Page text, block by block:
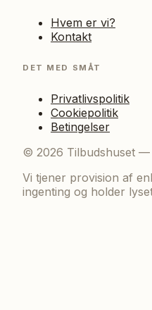
Hvem er vi?
Kontakt
DET MED SMÅT
Privatlivspolitik
Cookiepolitik
Betingelser
© 2026 Tilbudshuset —
Vi tjener provision af
ingenting og holder